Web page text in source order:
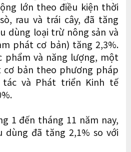
lớn theo điều kiện thời
rau và trái cây, đã tăng
dùng loại trừ nông sản và
phát cơ bản) tăng 2,3%.
phẩm và năng lượng, một
bản theo phương pháp
tác và Phát triển Kinh tế
1 đến tháng 11 năm nay,
đã tăng 2,1% so với